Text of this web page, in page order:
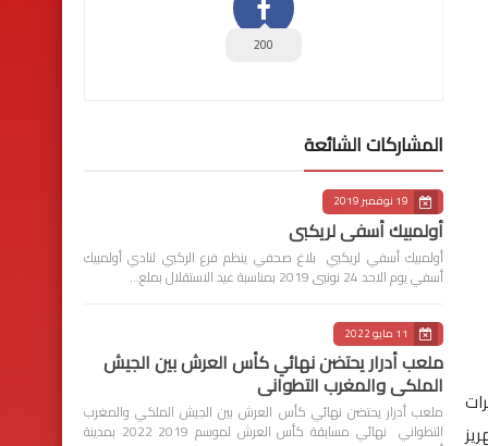
200
المشاركات الشائعة
19 نوفمبر 2019
أولمبيك أسفي لريكبي
أولمبيك أسفي لريكبي بلاغ صحفي ينظم فرع الركبي لنادي أولمبيك
أسفي يوم الاحد 24 نونبى 2019 بمناسبة عيد الاستقلال بملع…
11 مايو 2022
ملعب أدرار يحتضن نهائي كأس العرش بين الجيش
الملكي والمغرب التطواني
ملعب أدرار يحتضن نهائي كأس العرش بين الجيش الملكي والمغرب
التطواني نهائي مسابقة كأس العرش لموسم 2019 2022 بمدينة